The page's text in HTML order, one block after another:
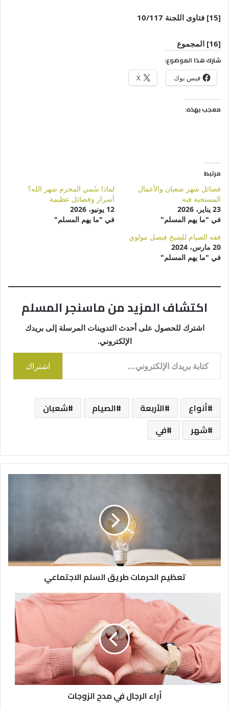
[15] فتاوى اللجنة 10/117
[16] المجموع
شارك هذا الموضوع:
فيس بوك X
معجب بهذه:
مرتبط
فضائل شهر شعبان والأعمال
المستحبة فيه
23 يناير، 2026
في "ما يهم المسلم"
لماذا سُمي المحرم شهر الله؟
أسرار وفضائل عظيمة
12 يونيو، 2026
في "ما يهم المسلم"
فقه الصيام للشيخ فيصل مولوي
20 مارس، 2024
في "ما يهم المسلم"
اكتشاف المزيد من ماسنجر المسلم
اشترك للحصول على أحدث التدوينات المرسلة إلى بريدك
الإلكتروني.
كتابة بريدك الإلكتروني...
اشتراك
أنواع الأربعة الصيام
شعبان
شهر
في
تعظيم الحرمات طريق السلم الاجتماعي
أراء الرجال في مدح الزوجات